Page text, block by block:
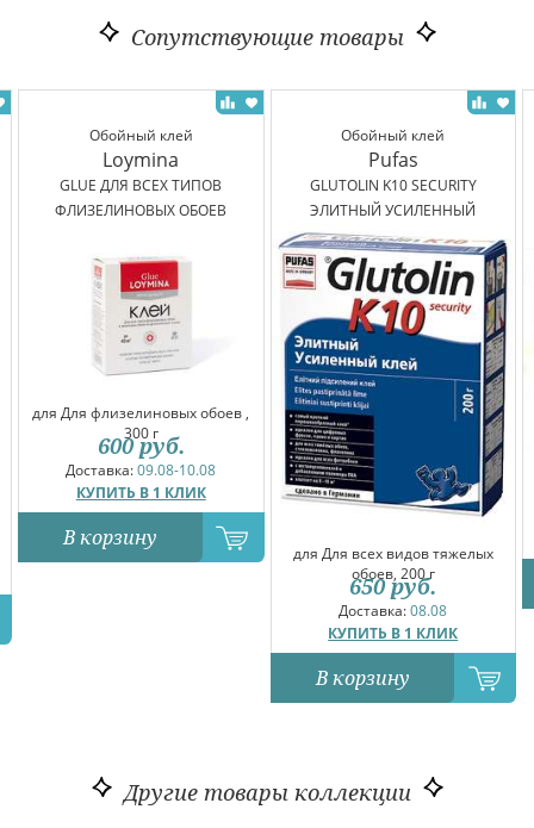
Сопутствующие товары
Обойный клей
Loymina
GLUE ДЛЯ ВСЕХ ТИПОВ
ФЛИЗЕЛИНОВЫХ ОБОЕВ
для Для флизелиновых обоев ,
300 г
Доставка:09.08-10.08
КУПИТЬ В 1 КЛИК
600 руб.
В корзину
Обойный клей
Pufas
GLUTOLIN K10 SECURITY
ЭЛИТНЫЙ УСИЛЕННЫЙ
для Для всех видов тяжелых
обоев, 200 г
Доставка:08.08
КУПИТЬ В 1 КЛИК
650 руб.
В корзину
Другие товары коллекции